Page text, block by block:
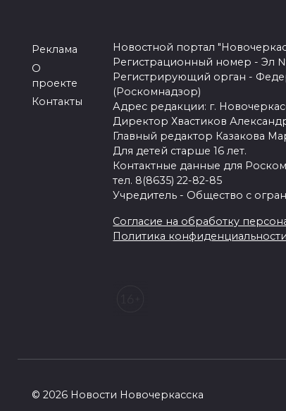
Реклама
О
проекте
Контакты
Новостной портал
Регистрационный номер - Эл
Регистрирующий орган -
(Роскомнадзор)
Адрес редакции: г.
Директор Хвастиков
Главный редактор Казакова
Для детей старше 16 лет.
Контактные данные для
тел. 8(8635) 22-82-85
Учредитель - Общество с
Согласие на обработку
Политика
© 2026 Новости Новочеркасска